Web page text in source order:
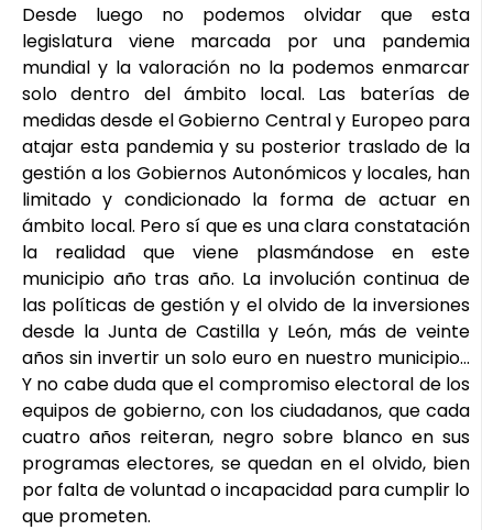
Desde luego no podemos olvidar que esta
legislatura viene marcada por una pandemia
mundial y la valoración no la podemos enmarcar
solo dentro del ámbito local. Las baterías de
medidas desde el Gobierno Central y Europeo para
atajar esta pandemia y su posterior traslado de la
gestión a los Gobiernos Autonómicos y locales, han
limitado y condicionado la forma de actuar en
ámbito local. Pero sí que es una clara constatación
la realidad que viene plasmándose en este
municipio año tras año. La involución continua de
las políticas de gestión y el olvido de la inversiones
desde la Junta de Castilla y León, más de veinte
años sin invertir un solo euro en nuestro municipio…
Y no cabe duda que el compromiso electoral de los
equipos de gobierno, con los ciudadanos, que cada
cuatro años reiteran, negro sobre blanco en sus
programas electores, se quedan en el olvido, bien
por falta de voluntad o incapacidad para cumplir lo
que prometen.